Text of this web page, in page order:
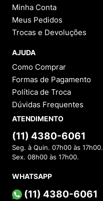
Minha Conta
Meus Pedidos
Trocas e Devoluções
AJUDA
Como Comprar
Formas de Pagamento
Política de Troca
Dúvidas Frequentes
ATENDIMENTO
(11) 4380-6061
Seg. à Quin. 07h00 às 17h00.
Sex. 08h00 às 17h00.
WHATSAPP
(11) 4380-6061